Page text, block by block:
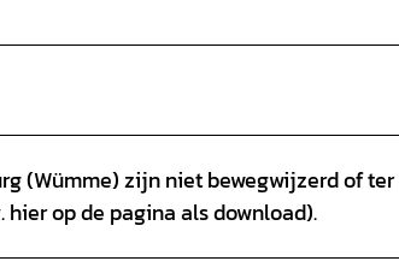
(Wümme) zijn niet bewegwijzerd of
op de pagina als download).